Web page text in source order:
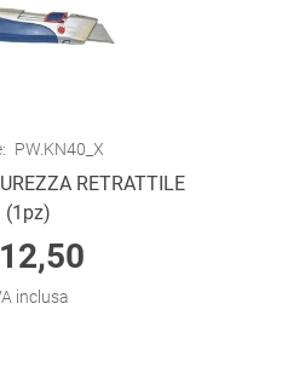
PW.KN40_X
RETRATTILE
(1pz)
inclusa